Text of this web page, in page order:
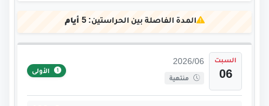
المدة الفاصلة بين الحراستين:5 أيام
السبت
06
2026/06
منتهية
الأولى